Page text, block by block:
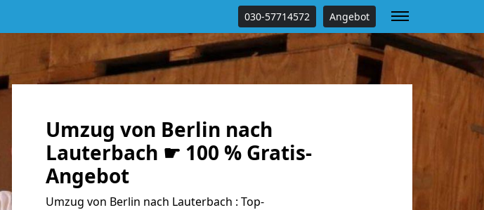
030-57714572 Angebot
Umzug von Berlin nach
Lauterbach ☛ 100 % Gratis-
Angebot
Umzug von Berlin nach Lauterbach : Top-